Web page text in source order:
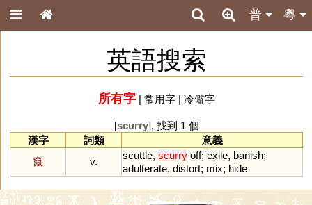
粵
普
英語搜索
所有字| 常用字| 冷僻字
[scurry], 找到 1 個
漢字
詞類
意義
竄
v.
scuttle, scurry off; exile, banish;
adulterate, distort; mix; hide